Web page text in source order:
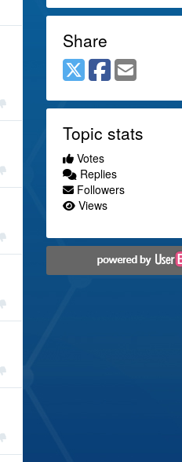
Share
Topic stats
Votes
Replies
Followers
Views